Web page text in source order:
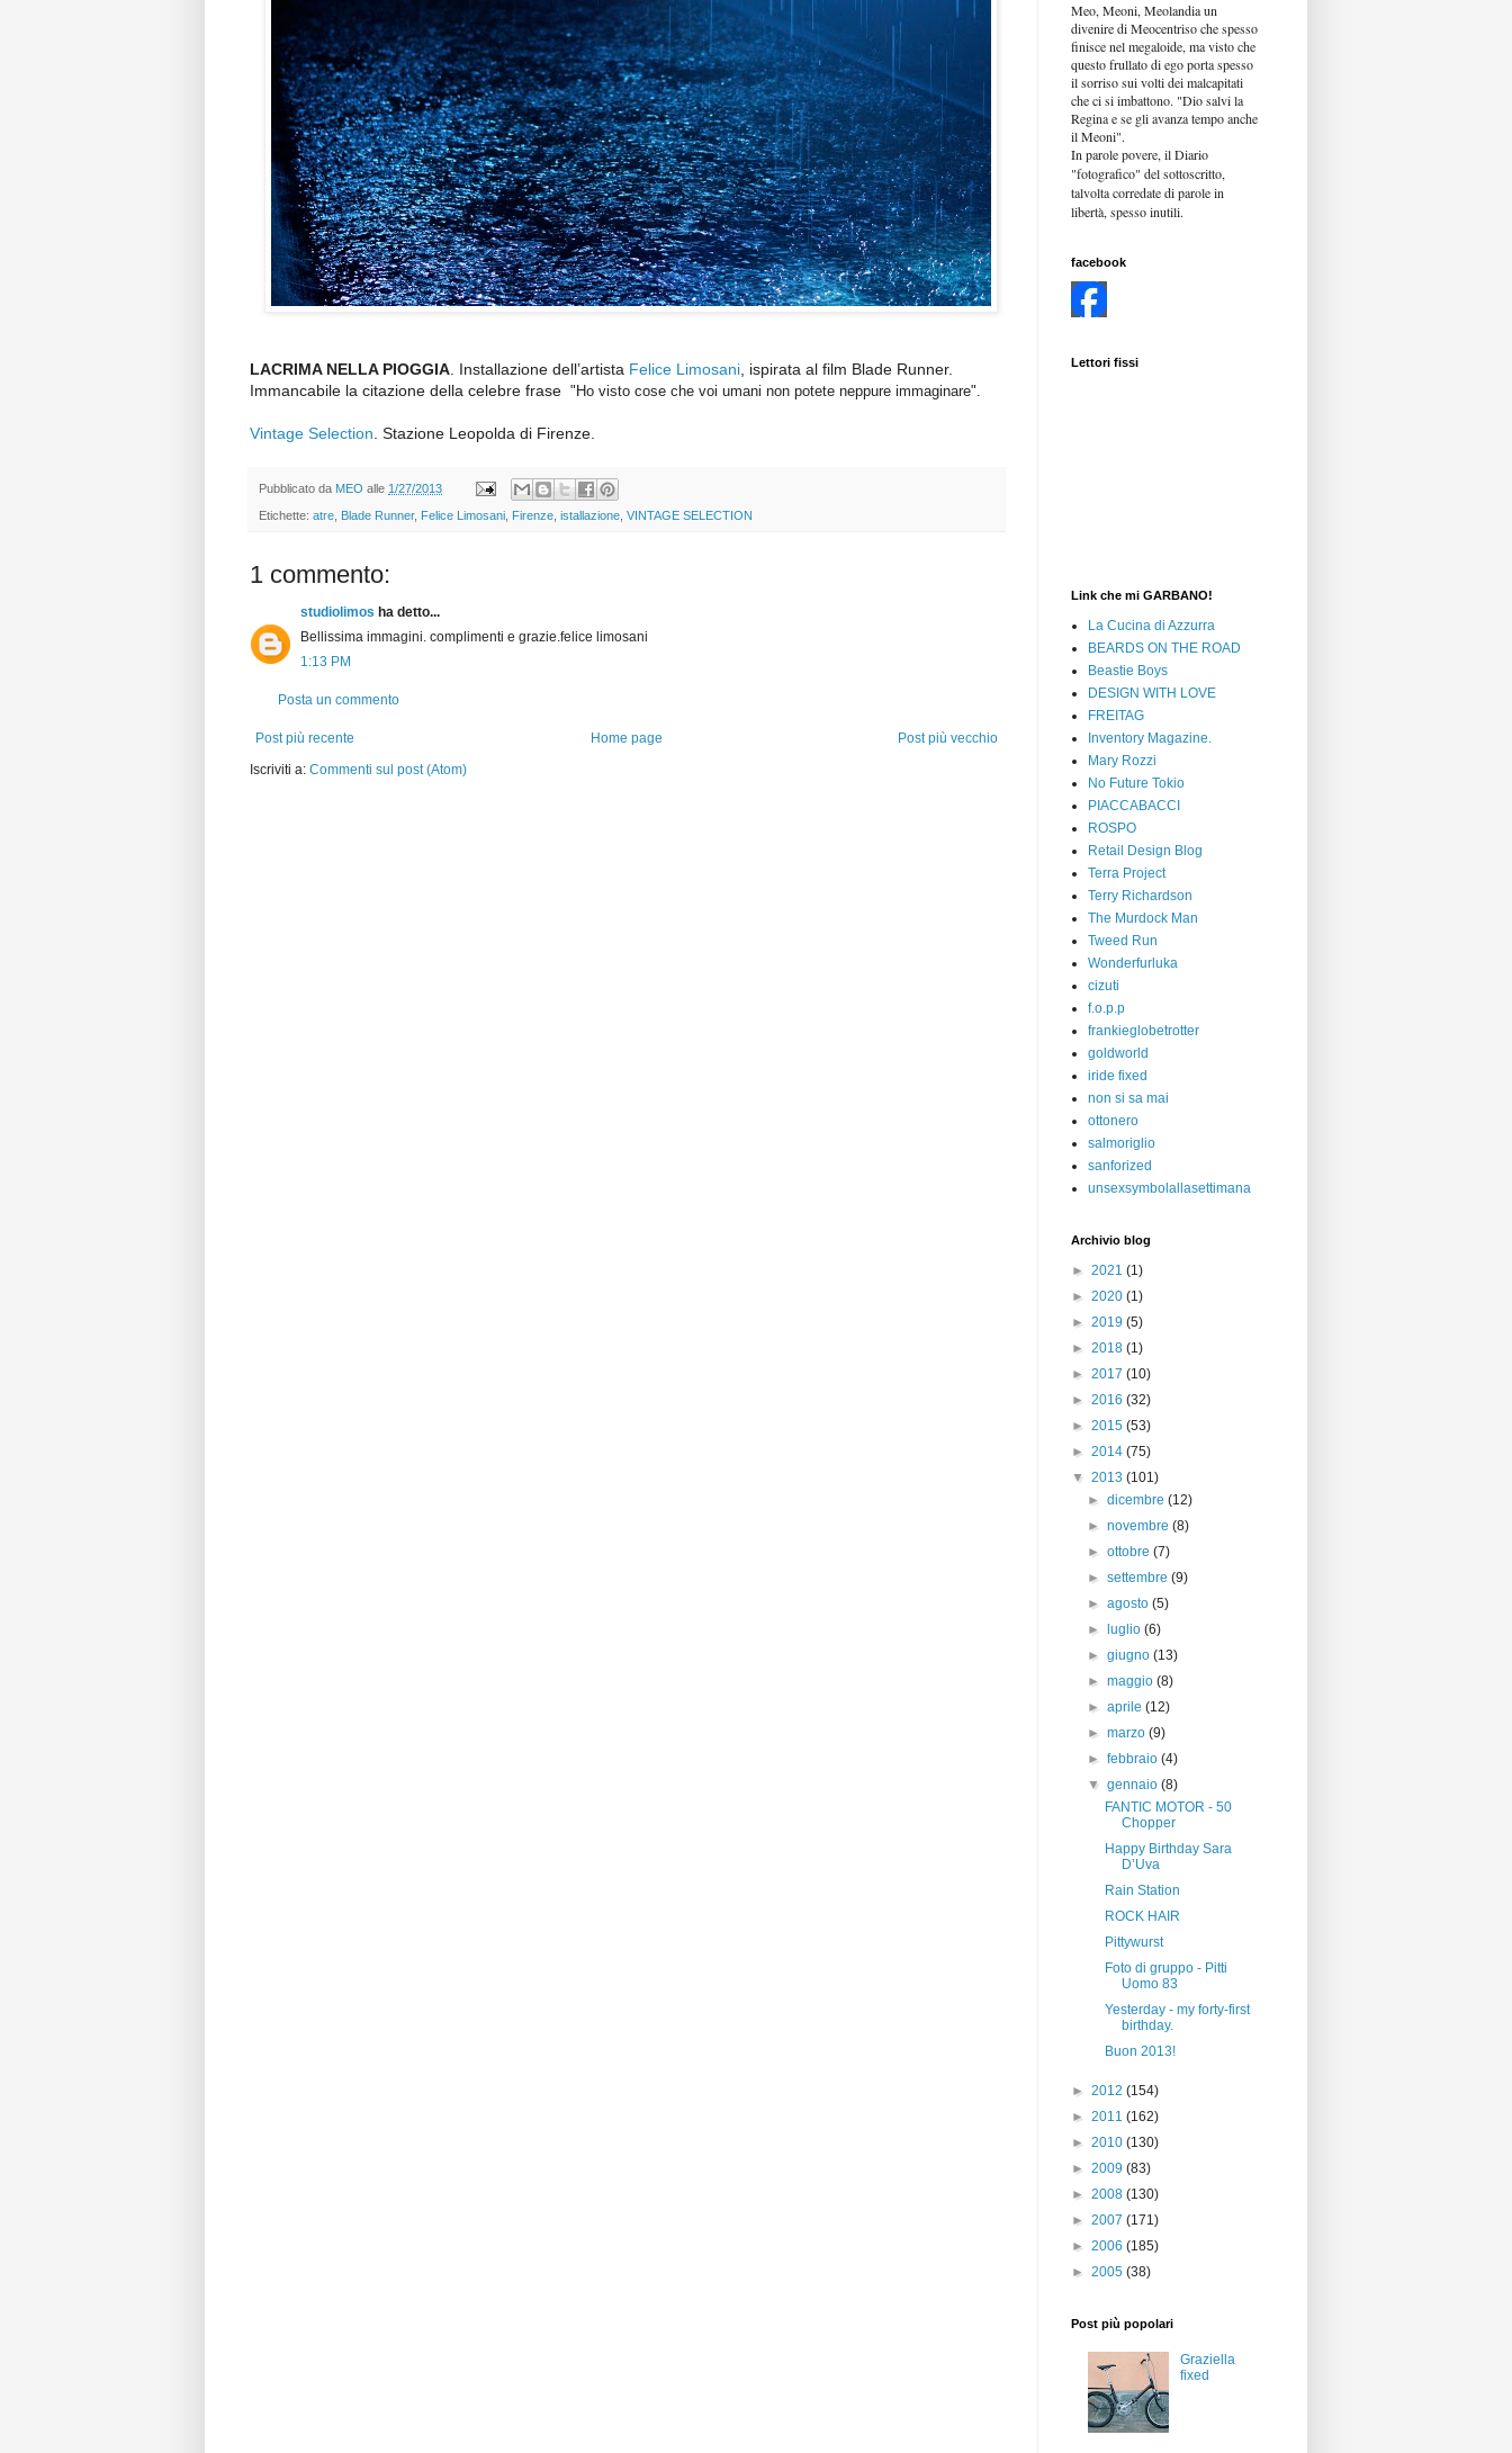
LACRIMA NELLA PIOGGIA . Installazione dell’artista Felice Limosani , ispirata al film Blade Runner.
Immancabile la citazione della celebre frase "Ho visto cose che voi umani non potete neppure immaginare".
Vintage Selection . Stazione Leopolda di Firenze.
Pubblicato da MEO alle 1/27/2013
Etichette: atre Blade Runner, Felice Limosani Firenze istallazione VINTAGE SELECTION
1 commento:
studiolimos ha detto...
Bellissima immagini. complimenti e grazie.felice limosani
1:13 PM
Posta un commento
Post più recente Post più vecchio
Home page
Iscriviti a: Commenti sul post (Atom)
Meo, Meoni, Meolandia un
divenire di Meocentriso che spesso
finisce nel megaloide, ma visto che
questo frullato di ego porta spesso
il sorriso sui volti dei malcapitati
che ci si imbattono. "Dio salvi la
Regina e se gli avanza tempo anche
il Meoni".
In parole povere, il Diario
"fotografico" del sottoscritto,
talvolta corredate di parole in
libertà, spesso inutili.
facebook
Lettori fissi
Link che mi GARBANO!
La Cucina di Azzurra
BEARDS ON THE ROAD
Beastie Boys
DESIGN WITH LOVE
FREITAG
Inventory Magazine.
Mary Rozzi
No Future Tokio
PIACCABACCI
ROSPO
Retail Design Blog
Terra Project
Terry Richardson
The Murdock Man
Tweed Run
Wonderfurluka
cizuti
f.o.p.p
frankieglobetrotter
goldworld
iride fixed
non si sa mai
ottonero
salmoriglio
sanforized
unsexsymbolallasettimana
Archivio blog
► 2021 (1)
► 2020 (1)
► 2019 (5)
► 2018 (1)
► 2017 (10)
► 2016 (32)
► 2015 (53)
► 2014 (75)
▼ 2013 (101)
►dicembre(12)
►novembre(8)
►ottobre(7)
►settembre(9)
►agosto(5)
►
luglio(6)
►giugno(13)
►maggio(8)
►aprile(12)
►marzo(9)
►febbraio(4)
▼gennaio(8)
FANTIC MOTOR - 50
Chopper
Happy Birthday Sara
D’Uva
Rain Station
ROCK HAIR
Pittywurst
Foto di gruppo - Pitti
Uomo 83
Yesterday - my forty-first
birthday.
Buon 2013!
► 2012 (154)
► 2011 (162)
► 2010 (130)
► 2009 (83)
► 2008 (130)
► 2007 (171)
► 2006 (185)
► 2005 (38)
Post più popolari
Graziella
fixed